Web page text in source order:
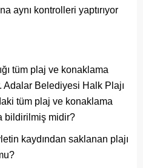
aynı kontrolleri yaptırıyor
tüm plaj ve konaklama
Belediyesi Halk Plajı
tüm plaj ve konaklama
bildirilmiş midir?
kaydından saklanan plajı